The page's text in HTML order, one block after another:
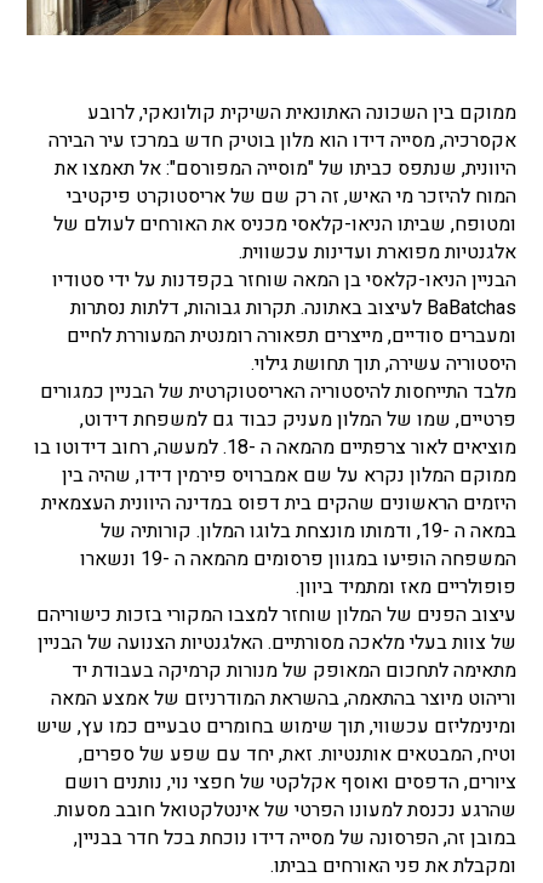
ממוקם בין השכונה האתונאית השיקית קולונאקי, לרובע
אקסרכיה, מסייה דידו הוא מלון בוטיק חדש במרכז עיר הבירה
היוונית, שנתפס כביתו של "מוסייה המפורסם": אל תאמצו את
המוח להיזכר מי האיש, זה רק שם של אריסטוקרט פיקטיבי
ומטופח, שביתו הניאו-קלאסי מכניס את האורחים לעולם של
אלגנטיות מפוארת ועדינות עכשווית.
הבניין הניאו-קלאסי בן המאה שוחזר בקפדנות על ידי סטודיו
BaBatchas לעיצוב באתונה. תקרות גבוהות, דלתות נסתרות
ומעברים סודיים, מייצרים תפאורה רומנטית המעוררת לחיים
היסטוריה עשירה, תוך תחושת גילוי.
מלבד התייחסות להיסטוריה האריסטוקרטית של הבניין כמגורים
פרטיים, שמו של המלון מעניק כבוד גם למשפחת דידוט,
מוציאים לאור צרפתיים מהמאה ה -18. למעשה, רחוב דידוטו בו
ממוקם המלון נקרא על שם אמברויס פירמין דידו, שהיה בין
היזמים הראשונים שהקים בית דפוס במדינה היוונית העצמאית
במאה ה -19, ודמותו מונצחת בלוגו המלון. קורותיה של
המשפחה הופיעו במגוון פרסומים מהמאה ה -19 ונשארו
פופולריים מאז ומתמיד ביוון.
עיצוב הפנים של המלון שוחזר למצבו המקורי בזכות כישוריהם
של צוות בעלי מלאכה מסורתיים. האלגנטיות הצנועה של הבניין
מתאימה לתחכום המאופק של מנורות קרמיקה בעבודת יד
וריהוט מיוצר בהתאמה, בהשראת המודרניזם של אמצע המאה
ומינימליזם עכשווי, תוך שימוש בחומרים טבעיים כמו עץ, שיש
וטיח, המבטאים אותנטיות. זאת, יחד עם שפע של ספרים,
ציורים, הדפסים ואוסף אקלקטי של חפצי נוי, נותנים רושם
שהרגע נכנסת למעונו הפרטי של אינטלקטואל חובב מסעות.
במובן זה, הפרסונה של מסייה דידו נוכחת בכל חדר בבניין,
ומקבלת את פני האורחים בביתו.